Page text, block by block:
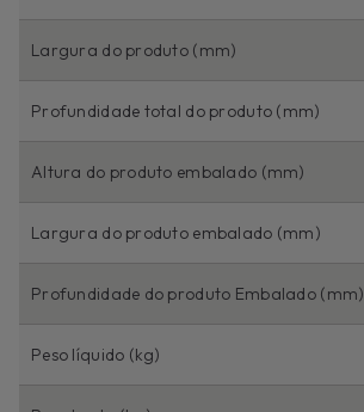
Largura do produto (mm)
Profundidade total do produto (mm)
Altura do produto embalado (mm)
Largura do produto embalado (mm)
Profundidade do produto Embalado (mm)
Peso líquido (kg)